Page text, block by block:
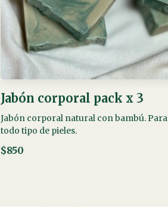
Jabón corporal pack x 3
Jabón corporal natural con bambú. Para
todo tipo de pieles.
$850